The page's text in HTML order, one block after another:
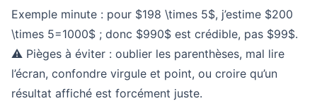
Exemple minute : pour $198 \times 5$, j’estime $200
\times 5=1000$ ; donc $990$ est crédible, pas $99$.
⚠️ Pièges à éviter : oublier les parenthèses, mal lire
l’écran, confondre virgule et point, ou croire qu’un
résultat affiché est forcément juste.